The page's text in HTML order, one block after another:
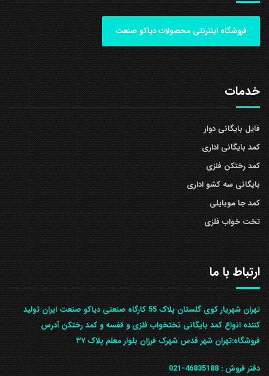
فروشگاه اینترنتی محصولات دیاکو صنعت
خدمات
فایل بایگانی دوار
کمد بایگانی اداری
کمد رختکن فلزی
بایگانی سه کشو اداری
کمد جا موبایلی
تخت خواب فلزی
ارتباط با ما
تهران شهریار کوی گلستان پلاک 55 کارگاه صنعتی دیاکو صنعت ایران تولید
کننده انواع کمد بایگانی تختخواب فلزی و قفسه و کمد رختکن آدرس
ف‍روشگاه:تهران شهر قدس شهرک فرزان بلوار معلم پلاک ۳۷
دفتر فروش :46835188-021